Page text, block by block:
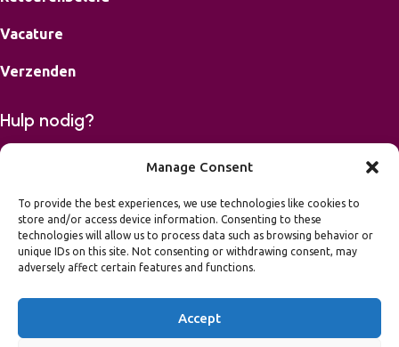
Manage Consent
To provide the best experiences, we use technologies like cookies to
store and/or access device information. Consenting to these
technologies will allow us to process data such as browsing behavior or
unique IDs on this site. Not consenting or withdrawing consent, may
adversely affect certain features and functions.
Accept
Vacature
Verzenden
Hulp nodig?
Bereikbaar op maandag, dinsdag, donderdag en vrijdag van
06 42426867
mailinfo@leukvooreenfeest.nl
Algemene voorwaarden
Toegankelijkheidsverklaring
2026 Leuk voor een Feest